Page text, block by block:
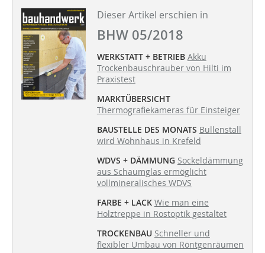
Dieser Artikel erschien in
BHW 05/2018
WERKSTATT + BETRIEB Akku
Trockenbauschrauber von Hilti im
Praxistest
MARKTÜBERSICHT
Thermografiekameras für Einsteiger
BAUSTELLE DES MONATS Bullenstall
wird Wohnhaus in Krefeld
WDVS + DÄMMUNG Sockeldämmung
aus Schaumglas ermöglicht
vollmineralisches WDVS
FARBE + LACK Wie man eine
Holztreppe in Rostoptik gestaltet
TROCKENBAU Schneller und
flexibler Umbau von Röntgenräumen